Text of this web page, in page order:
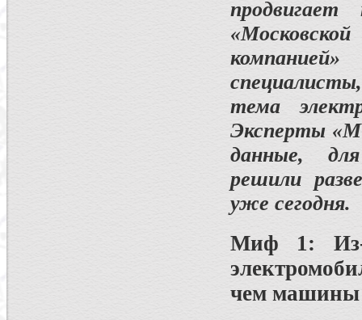
тема
Эксперты
данные,
решили
уже сегодня.
Миф 1: Из-
чем машины